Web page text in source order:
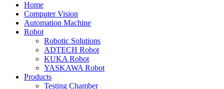
Home
Computer Vision
Automation Machine
Robot
Robotic Solutions
ADTECH Robot
KUKA Robot
YASKAWA Robot
Products
Testing Chamber